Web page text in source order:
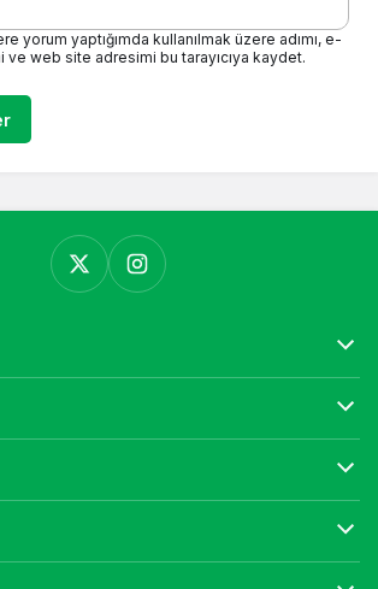
yorum yaptığımda kullanılmak üzere adımı, e-
ve web site adresimi bu tarayıcıya kaydet.